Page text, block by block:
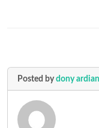
Posted bydony